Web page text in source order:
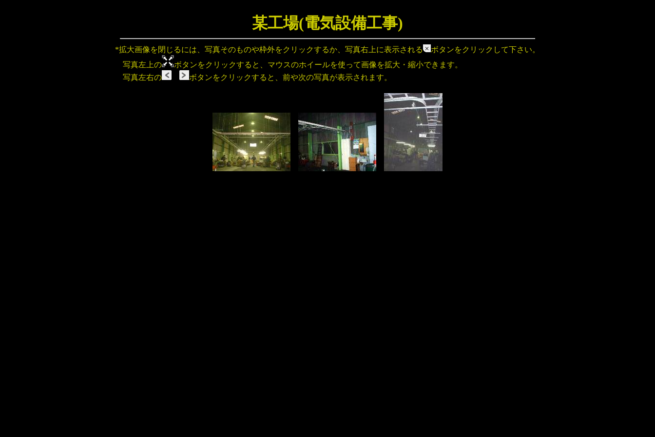
某工場(電気設備工事)
*拡大画像を閉じるには、写真そのものや枠外をクリックするか、写真右上に表示される
ボタンをクリックして下さい。
写真左上の
ボタンをクリックすると、マウスのホイールを使って画像を拡大・縮小できます。
写真左右の
ボタンをクリックすると、前や次の写真が表示されます。